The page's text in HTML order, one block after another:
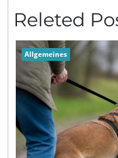
Releted
Allgemeines